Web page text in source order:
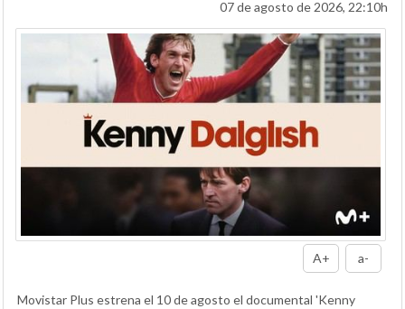
07 de agosto de 2026, 22:10h
A+ a-
Movistar Plus estrena el 10 de agosto el documental 'Kenny